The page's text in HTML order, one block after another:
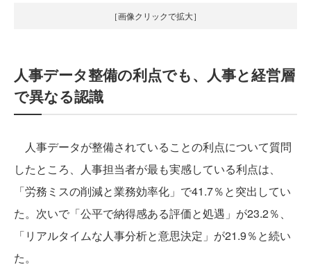
［画像クリックで拡大］
人事データ整備の利点でも、人事と経営層
で異なる認識
人事データが整備されていることの利点について質問
したところ、人事担当者が最も実感している利点は、
「労務ミスの削減と業務効率化」で41.7％と突出してい
た。次いで「公平で納得感ある評価と処遇」が23.2％、
「リアルタイムな人事分析と意思決定」が21.9％と続い
た。